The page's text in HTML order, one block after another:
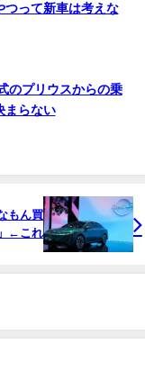
つって新車は考えな
のプリウスからの乗
まらない
もん買
←これ